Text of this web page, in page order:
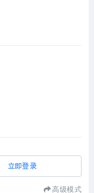
立即登录
高级模式